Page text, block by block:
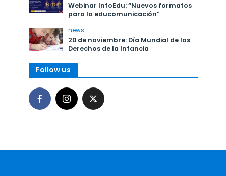
Webinar InfoEdu: “Nuevos formatos
para la educomunicación”
news
20 de noviembre: Día Mundial de los
Derechos de la Infancia
Follow us